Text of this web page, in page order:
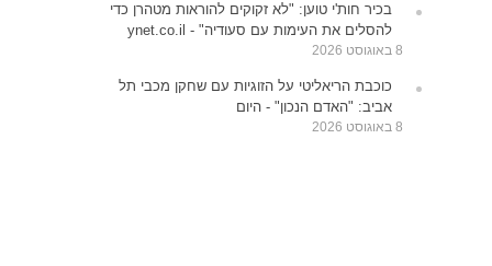
בכיר חות'י טוען: "לא זקוקים להוראות מטהרן כדי
להסלים את העימות עם סעודיה" - ynet.co.il
8 באוגוסט 2026
כוכבת הריאליטי על הזוגיות עם שחקן מכבי תל
אביב: "האדם הנכון" - היום
8 באוגוסט 2026